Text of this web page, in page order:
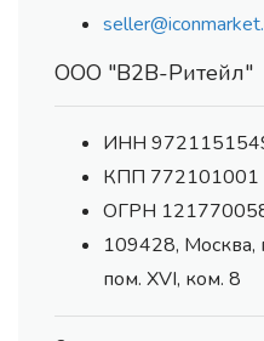
ООО "В2В-Ритейл"
ИНН
КПП 772101001
ОГРН
109428, Москва,
пом. XVI, ком. 8